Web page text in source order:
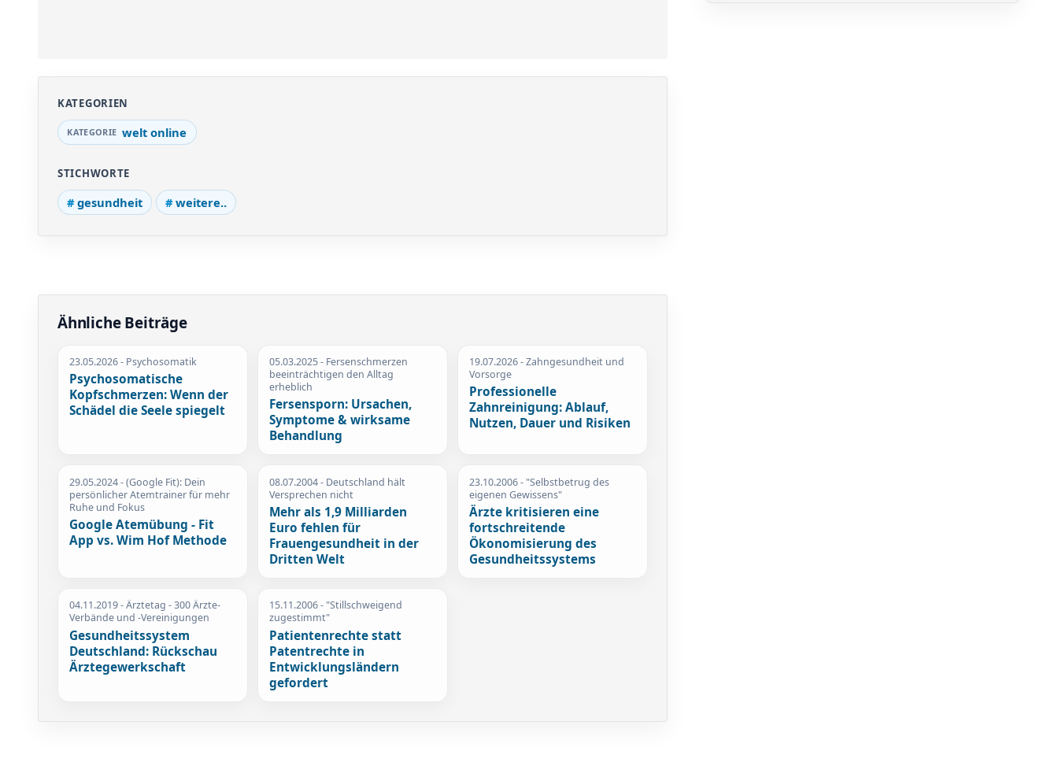
KATEGORIEN
welt online
STICHWORTE
gesundheit weitere..
Ähnliche Beiträge
23.05.2026- Psychosomatik
Psychosomatische
Kopfschmerzen: Wenn der
Schädel die Seele spiegelt
05.03.2025- Fersenschmerzen
beeinträchtigen den Alltag
erheblich
Fersensporn: Ursachen,
Symptome & wirksame
Behandlung
19.07.2026- Zahngesundheit und
Vorsorge
Professionelle
Zahnreinigung: Ablauf,
Nutzen, Dauer und Risiken
29.05.2024- (Google Fit): Dein
persönlicher Atemtrainer für mehr
Ruhe und Fokus
Google Atemübung - Fit
App vs. Wim Hof Methode
08.07.2004- Deutschland hält
Versprechen nicht
Mehr als 1,9 Milliarden
Euro fehlen für
Frauengesundheit in der
Dritten Welt
23.10.2006- "Selbstbetrug des
eigenen Gewissens"
Ärzte kritisieren eine
fortschreitende
Ökonomisierung des
Gesundheitssystems
04.11.2019- Ärztetag - 300 Ärzte-
Verbände und -Vereinigungen
Gesundheitssystem
Deutschland: Rückschau
Ärztegewerkschaft
15.11.2006- "Stillschweigend
zugestimmt"
Patientenrechte statt
Patentrechte in
Entwicklungsländern
gefordert